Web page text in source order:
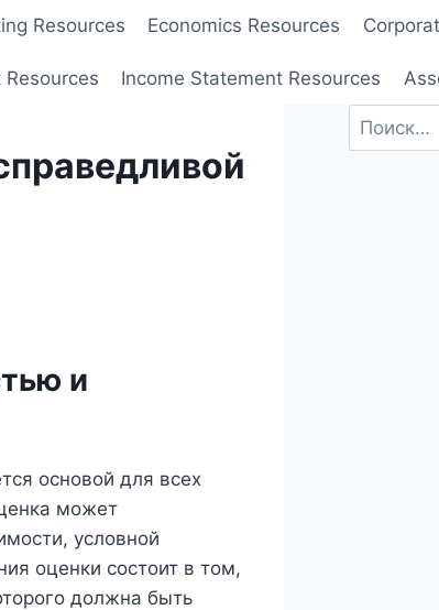
Resources Economics Resources
Income Statement Resources
и
основой для всех
может
условной
оценки состоит в том,
должна быть
Найти: